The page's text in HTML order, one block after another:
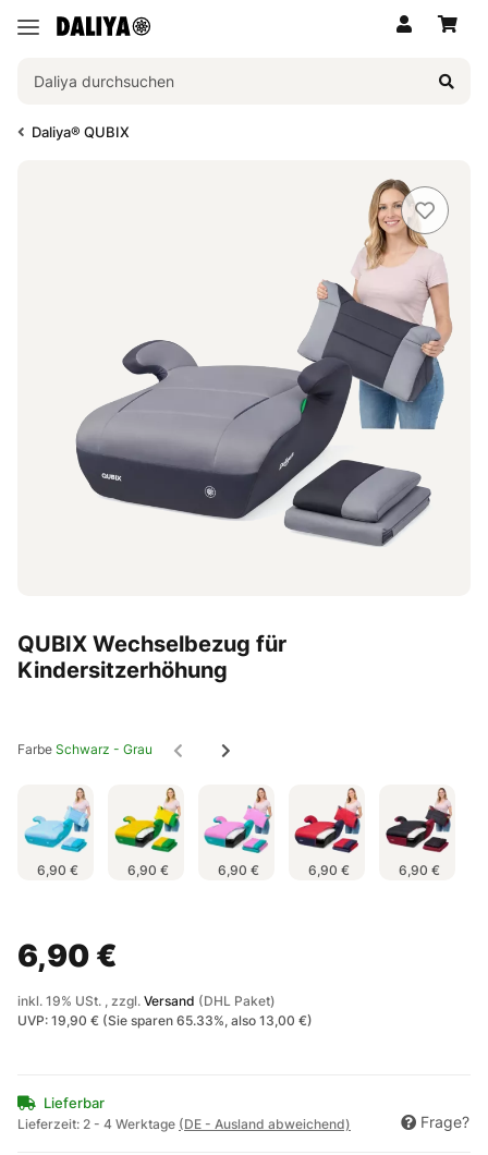
Daliya® QUBIX
QUBIX Wechselbezug für
Kindersitzerhöhung
Farbe Schwarz - Grau
6,90 € 6,90 € 6,90 € 6,90 € 6,90 €
6,90 €
inkl. 19% USt. , zzgl. Versand (DHL Paket)
UVP: 19,90 € (Sie sparen 65.33% , also 13,00 €)
Lieferbar
Lieferzeit: 2 - 4 Werktage (DE - Ausland abweichend) Frage?